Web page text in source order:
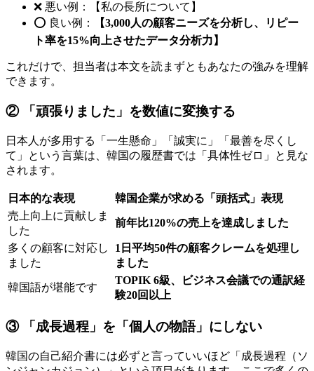
❌ 悪い例：【私の長所について】
⭕️ 良い例：
【3,000人の顧客ニーズを分析し、リピー
ト率を15%向上させたデータ分析力】
これだけで、担当者は本文を読まずともあなたの強みを理解
できます。
② 「頑張りました」を数値に変換する
日本人が多用する「一生懸命」「誠実に」「最善を尽くし
て」という言葉は、韓国の履歴書では「具体性ゼロ」と見な
されます。
日本的な表現
韓国企業が求める「頭括式」表現
売上向上に貢献しま
した
前年比120%の売上を達成しました
多くの顧客に対応し
ました
1日平均50件の顧客クレームを処理し
ました
韓国語が堪能です
TOPIK 6級、ビジネス会議での通訳経
験20回以上
③ 「成長過程」を「個人の物語」にしない
韓国の自己紹介書には必ずと言っていいほど「成長過程（ソ